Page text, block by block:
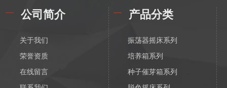
公司简介
关于我们
荣誉资质
在线留言
产品分类
振荡器摇床系列
培养箱系列
种子催芽箱系列